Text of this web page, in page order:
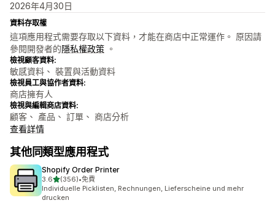
2026年4月30日
資料存取權
這項應用程式需要存取以下資料，才能在商店中正常運作。 原因請
參閱開發者的隱私權政策 。
檢視顧客資料:
敏感資料、 裝置與活動資料
檢視員工與協作者資料:
商店擁有人
檢視與編輯商店資料:
顧客、 產品、 訂單、 商店分析
查看詳情
其他同類型應用程式
Shopify Order Printer
3.6滿分 5 顆星
(356)
共有 356 則評價
•免費
Individuelle Picklisten, Rechnungen, Lieferscheine und mehr
drucken